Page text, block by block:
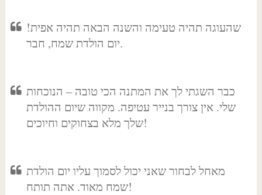
שהעוגה תהיה טעימה והשנה הבאה תהיה אפית!
יום הולדת שמח, חבר.
כבר השגתי לך את המתנה הכי טובה – הנוכחות
שלי. אין צורך בנייר עטיפה. מקווה שיום ההולדת
שלך מלא בצחוקים וחיוכים!
מאחל לבחור שאני יכול לסמוך עליו יום הולדת
שמח מאוד. אתה תותח!